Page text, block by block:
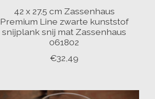
42 x 27.5 cm Zassenhaus
Premium Line zwarte kunststof
snijplank snij mat Zassenhaus
061802
€32,49